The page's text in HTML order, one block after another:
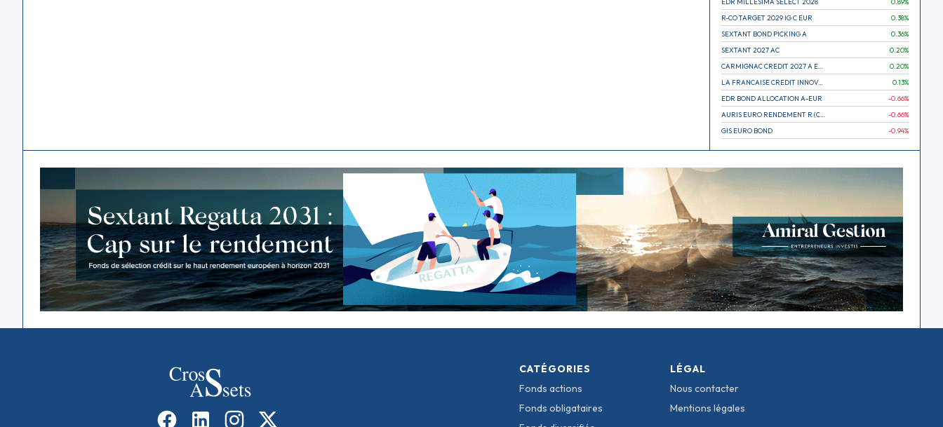
R-CO TARGET 2029 IG C EUR
0.38%
SEXTANT BOND PICKING A
0.36%
SEXTANT 2027 AC
0.20%
0.20%
LA FRANCAISE CREDIT INNOVATION
0.13%
EDR BOND ALLOCATION A-EUR
-0.66%
-0.66%
GIS EURO BOND
-0.94%
CATÉGORIES
Fonds actions
Fonds obligataires
LÉGAL
Nous contacter
Mentions légales